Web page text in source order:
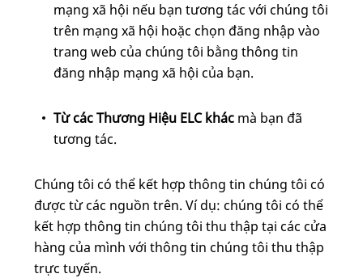
mạng xã hội nếu bạn tương tác với chúng tôi
trên mạng xã hội hoặc chọn đăng nhập vào
trang web của chúng tôi bằng thông tin
đăng nhập mạng xã hội của bạn.
Từ các Thương Hiệu ELC khác mà bạn đã
tương tác.
Chúng tôi có thể kết hợp thông tin chúng tôi có
được từ các nguồn trên. Ví dụ: chúng tôi có thể
kết hợp thông tin chúng tôi thu thập tại các cửa
hàng của mình với thông tin chúng tôi thu thập
trực tuyến.